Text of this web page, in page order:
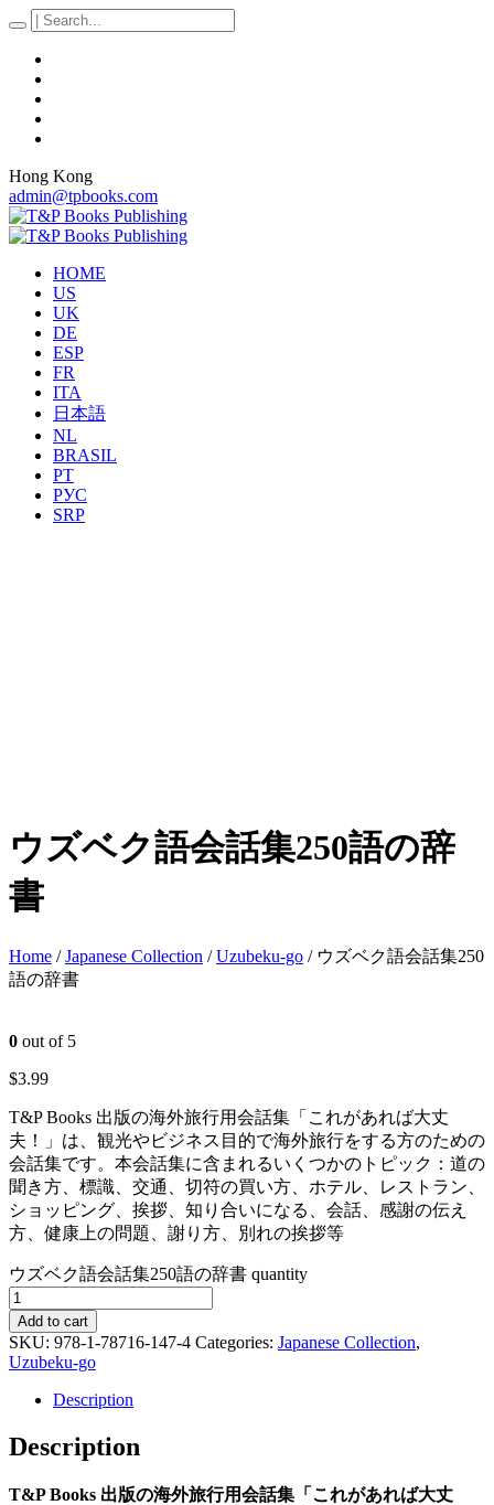
Hong Kong
admin@tpbooks.com
HOME
US
UK
DE
ESP
FR
ITA
日本語
NL
BRASIL
PT
РУС
SRP
ウズベク語会話集250語の辞
書
Home /Japanese Collection /Uzubeku-go / ウズベク語会話集250
語の辞書
0 out of 5
$3.99
T&P Books 出版の海外旅行用会話集「これがあれば大丈
夫！」は、観光やビジネス目的で海外旅行をする方のための
会話集です。本会話集に含まれるいくつかのトピック：道の
聞き方、標識、交通、切符の買い方、ホテル、レストラン、
ショッピング、挨拶、知り合いになる、会話、感謝の伝え
方、健康上の問題、謝り方、別れの挨拶等
ウズベク語会話集250語の辞書 quantity
Add to cart
SKU: 978-1-78716-147-4 Categories: Japanese Collection,
Uzubeku-go
Description
Description
T&P Books 出版の海外旅行用会話集「これがあれば大丈